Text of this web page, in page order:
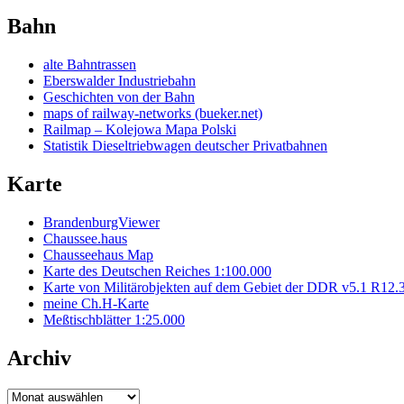
Bahn
alte Bahntrassen
Eberswalder Industriebahn
Geschichten von der Bahn
maps of railway-networks (bueker.net)
Railmap – Kolejowa Mapa Polski
Statistik Dieseltriebwagen deutscher Privatbahnen
Karte
BrandenburgViewer
Chaussee.haus
Chausseehaus Map
Karte des Deutschen Reiches 1:100.000
Karte von Militärobjekten auf dem Gebiet der DDR v5.1
meine Ch.H-Karte
Meßtischblätter 1:25.000
Archiv
Archiv